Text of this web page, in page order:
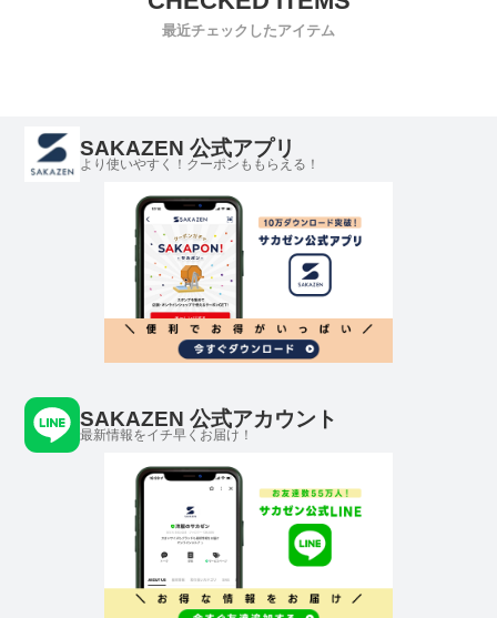
半ズボン シンプル ベ
ーシック 春 夏
最近チェックしたアイテム
SAKAZEN 公式アプリ
より使いやすく！クーポンももらえる！
SAKAZEN 公式アカウント
最新情報をイチ早くお届け！